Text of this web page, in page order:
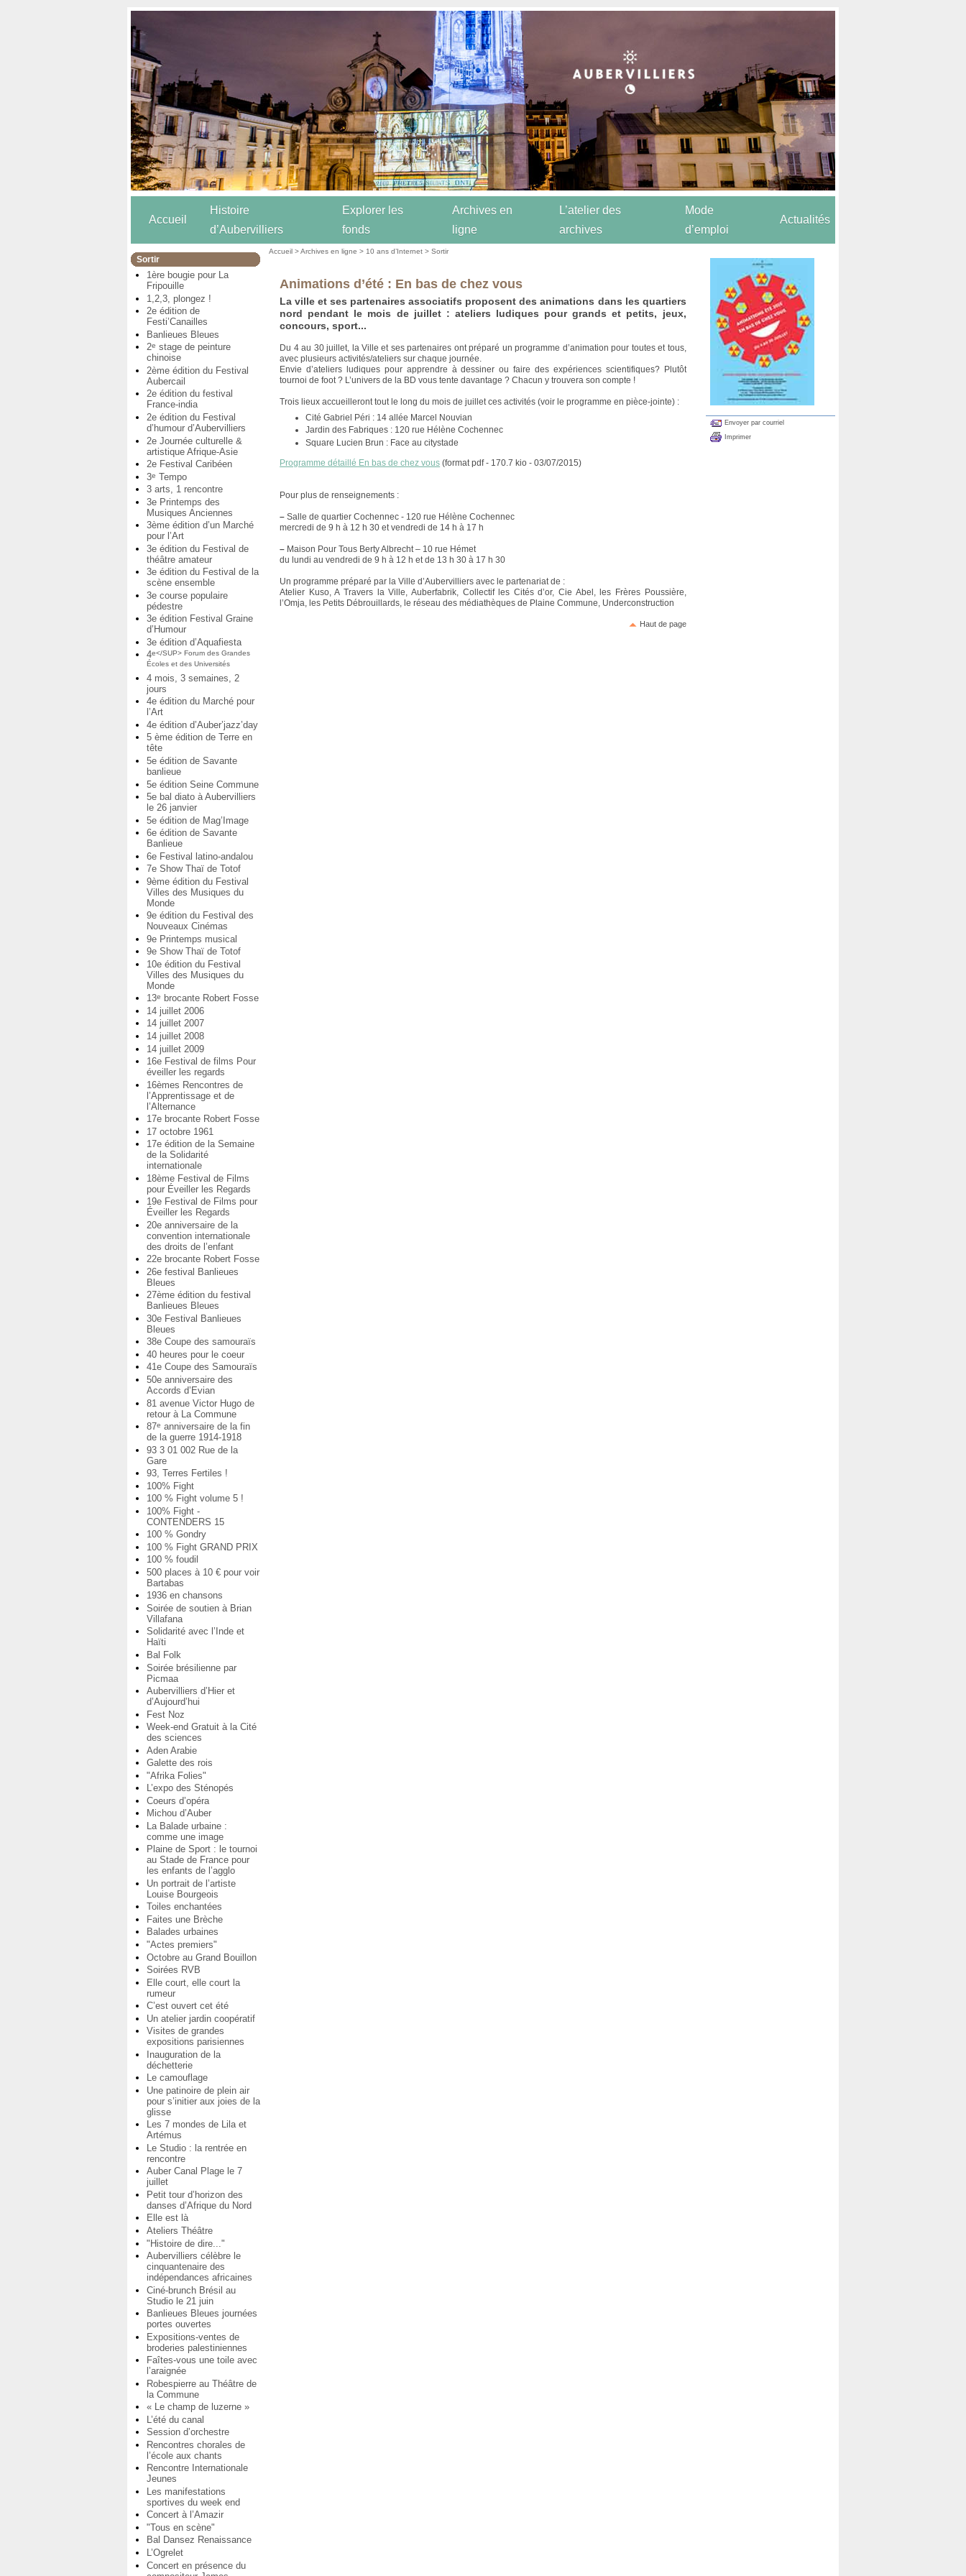
Accueil
Histoire
d’Aubervilliers
Explorer les
fonds
Archives en
ligne
L’atelier des
archives
Mode
d’emploi
Actualités
Sortir
1ère bougie pour La
Fripouille
1,2,3, plongez !
2e édition de
Festi’Canailles
Banlieues Bleues
2e stage de peinture
chinoise
2ème édition du Festival
Aubercail
2e édition du festival
France-india
2e édition du Festival
d’humour d’Aubervilliers
2e Journée culturelle &
artistique Afrique-Asie
2e Festival Caribéen
3e Tempo
3 arts, 1 rencontre
3e Printemps des
Musiques Anciennes
3ème édition d’un Marché
pour l’Art
3e édition du Festival de
théâtre amateur
3e édition du Festival de la
scène ensemble
3e course populaire
pédestre
3e édition Festival Graine
d’Humour
3e édition d’Aquafiesta
4e</SUP> Forum des Grandes
Écoles et des Universités
4 mois, 3 semaines, 2
jours
4e édition du Marché pour
l’Art
4e édition d’Auber’jazz’day
5 ème édition de Terre en
tête
5e édition de Savante
banlieue
5e édition Seine Commune
5e bal diato à Aubervilliers
le 26 janvier
5e édition de Mag’Image
6e édition de Savante
Banlieue
6e Festival latino-andalou
7e Show Thaï de Totof
9ème édition du Festival
Villes des Musiques du
Monde
9e édition du Festival des
Nouveaux Cinémas
9e Printemps musical
9e Show Thaï de Totof
10e édition du Festival
Villes des Musiques du
Monde
13e
brocante Robert Fosse
14 juillet 2006
14 juillet 2007
14 juillet 2008
14 juillet 2009
16e Festival de films Pour
éveiller les regards
16èmes Rencontres de
l’Apprentissage et de
l’Alternance
17e brocante Robert Fosse
17 octobre 1961
17e édition de la Semaine
de la Solidarité
internationale
18ème Festival de Films
pour Éveiller les Regards
19e Festival de Films pour
Éveiller les Regards
20e anniversaire de la
convention internationale
des droits de l’enfant
22e brocante Robert Fosse
26e festival Banlieues
Bleues
27ème édition du festival
Banlieues Bleues
30e Festival Banlieues
Bleues
38e Coupe des samouraïs
40 heures pour le coeur
41e Coupe des Samouraïs
50e anniversaire des
Accords d’Evian
81 avenue Victor Hugo de
retour à La Commune
87e anniversaire de la fin
de la guerre 1914-1918
93 3 01 002 Rue de la
Gare
93, Terres Fertiles !
100% Fight
100 % Fight volume 5 !
100% Fight -
CONTENDERS 15
100 % Gondry
100 % Fight GRAND PRIX
100 % foudil
500 places à 10 € pour voir
Bartabas
1936 en chansons
Soirée de soutien à Brian
Villafana
Solidarité avec l’Inde et
Haïti
Bal Folk
Soirée brésilienne par
Picmaa
Aubervilliers d’Hier et
d’Aujourd’hui
Fest Noz
Week-end Gratuit à la Cité
des sciences
Aden Arabie
Galette des rois
"Afrika Folies"
L’expo des Sténopés
Coeurs d’opéra
Michou d’Auber
La Balade urbaine :
comme une image
Plaine de Sport : le tournoi
au Stade de France pour
les enfants de l’agglo
Un portrait de l’artiste
Louise Bourgeois
Toiles enchantées
Faites une Brèche
Balades urbaines
"Actes premiers"
Octobre au Grand Bouillon
Soirées RVB
Elle court, elle court la
rumeur
C’est ouvert cet été
Un atelier jardin coopératif
Visites de grandes
expositions parisiennes
Inauguration de la
déchetterie
Le camouflage
Une patinoire de plein air
pour s’initier aux joies de la
glisse
Les 7 mondes de Lila et
Artémus
Le Studio : la rentrée en
rencontre
Auber Canal Plage le 7
juillet
Petit tour d’horizon des
danses d’Afrique du Nord
Elle est là
Ateliers Théâtre
"Histoire de dire..."
Aubervilliers célèbre le
cinquantenaire des
indépendances africaines
Ciné-brunch Brésil au
Studio le 21 juin
Banlieues Bleues journées
portes ouvertes
Expositions-ventes de
broderies palestiniennes
Faîtes-vous une toile avec
l’araignée
Robespierre au Théâtre de
la Commune
« Le champ de luzerne »
L’été du canal
Session d’orchestre
Rencontres chorales de
l’école aux chants
Rencontre Internationale
Jeunes
Les manifestations
sportives du week end
Concert à l’Amazir
"Tous en scène"
Bal Dansez Renaissance
L’Ogrelet
Concert en présence du
Accueil >Archives en ligne > 10 ans d’Internet >Sortir
Animations d’été : En bas de chez vous
La ville et ses partenaires associatifs proposent des animations dans les quartiers
nord pendant le mois de juillet : ateliers ludiques pour grands et petits, jeux,
concours, sport...
Du 4 au 30 juillet, la Ville et ses partenaires ont préparé un programme d’animation pour toutes et tous,
avec plusieurs activités/ateliers sur chaque journée.
Envie d’ateliers ludiques pour apprendre à dessiner ou faire des expériences scientifiques? Plutôt
tournoi de foot ? L’univers de la BD vous tente davantage ? Chacun y trouvera son compte !
Trois lieux accueilleront tout le long du mois de juillet ces activités (voir le programme en pièce-jointe) :
Cité Gabriel Péri : 14 allée Marcel Nouvian
Jardin des Fabriques : 120 rue Hélène Cochennec
Square Lucien Brun : Face au citystade
Programme détaillé En bas de chez vous (format pdf - 170.7 kio - 03/07/2015)
Pour plus de renseignements :
– Salle de quartier Cochennec - 120 rue Hélène Cochennec
mercredi de 9 h à 12 h 30 et vendredi de 14 h à 17 h
– Maison Pour Tous Berty Albrecht – 10 rue Hémet
du lundi au vendredi de 9 h à 12 h et de 13 h 30 à 17 h 30
Un programme préparé par la Ville d’Aubervilliers avec le partenariat de :
Atelier Kuso, A Travers la Ville, Auberfabrik, Collectif les Cités d’or, Cie Abel, les Frères Poussière,
l’Omja, les Petits Débrouillards, le réseau des médiathèques de Plaine Commune, Underconstruction
Haut de page
Envoyer par courriel
Imprimer